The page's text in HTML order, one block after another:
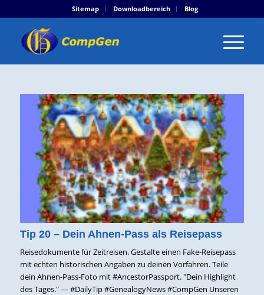
Sitemap Downloadbereich Blog
Tip 20 – Dein Ahnen-Pass als Reisepass
Reisedokumente für Zeitreisen. Gestalte einen Fake-Reisepass
mit echten historischen Angaben zu deinen Vorfahren. Teile
dein Ahnen-Pass-Foto mit #AncestorPassport. "Dein Highlight
des Tages." — #DailyTip #GenealogyNews #CompGen Unseren